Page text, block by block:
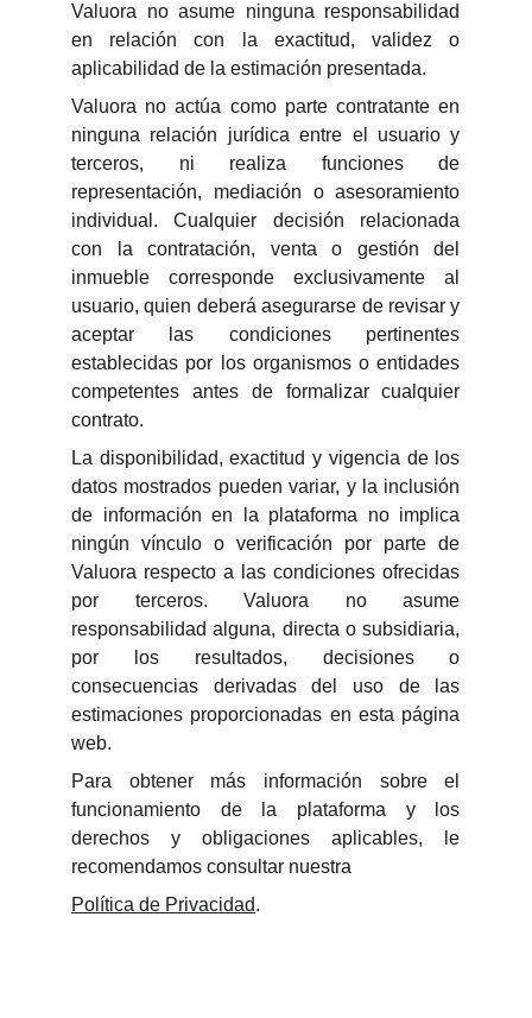
Valuora no asume ninguna responsabilidad
en relación con la exactitud, validez o
aplicabilidad de la estimación presentada.
Valuora no actúa como parte contratante en
ninguna relación jurídica entre el usuario y
terceros, ni realiza funciones de
representación, mediación o asesoramiento
individual. Cualquier decisión relacionada
con la contratación, venta o gestión del
inmueble corresponde exclusivamente al
usuario, quien deberá asegurarse de revisar y
aceptar las condiciones pertinentes
establecidas por los organismos o entidades
competentes antes de formalizar cualquier
contrato.
La disponibilidad, exactitud y vigencia de los
datos mostrados pueden variar, y la inclusión
de información en la plataforma no implica
ningún vínculo o verificación por parte de
Valuora respecto a las condiciones ofrecidas
por terceros. Valuora no asume
responsabilidad alguna, directa o subsidiaria,
por los resultados, decisiones o
consecuencias derivadas del uso de las
estimaciones proporcionadas en esta página
web.
Para obtener más información sobre el
funcionamiento de la plataforma y los
derechos y obligaciones aplicables, le
recomendamos consultar nuestra
Política de Privacidad.